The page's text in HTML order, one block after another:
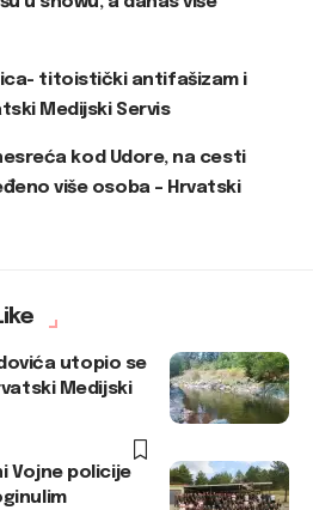
titoistički antifašizam i
Medijski Servis
kod Udore, na cesti
više osoba – Hrvatski
utopio se
Medijski
Vojne policije